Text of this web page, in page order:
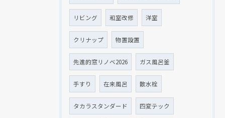
リビング 和室改修 洋室
クリナップ 物置設置
先進的窓リノベ2026 ガス風呂釜
手すり 在来風呂 散水栓
タカラスタンダード 四変テック